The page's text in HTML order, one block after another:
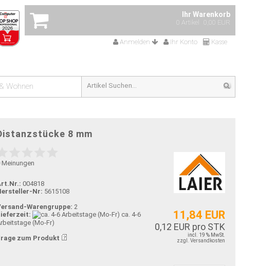
Ihr Warenkorb
0 Artikel 0,00 EUR
Anmelden Ihr Konto Kasse
Wohnen
8 mm
Meinungen
11,84 EUR
0,12 EUR pro STK
incl. 19 % MwSt.
zzgl. Versandkosten
004818
Nr: 5615108
Warengruppe: 2
ca. 4-6
(Mo-Fr)
zum Produkt